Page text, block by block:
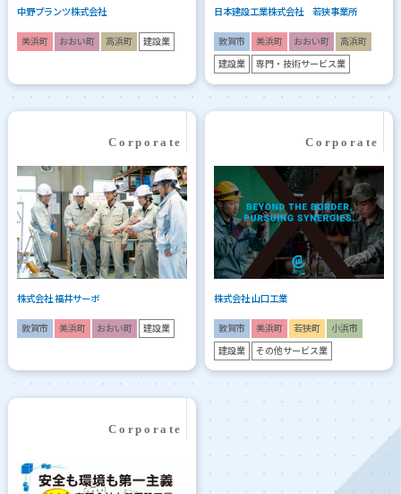
中野プランツ株式会社
美浜町 おおい町 高浜町 建設業
日本建設工業株式会社 若狭事業所
敦賀市 美浜町 おおい町 高浜町
建設業 専門・技術サービス業
株式会社 福井サーボ
敦賀市 美浜町 おおい町 建設業
株式会社 山口工業
敦賀市 美浜町 若狭町 小浜市
建設業 その他サービス業